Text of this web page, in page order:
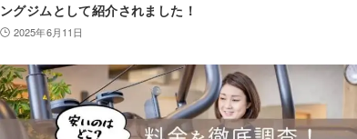
ングジムとして紹介されました！
2025年6月11日